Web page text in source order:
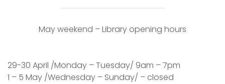
May weekend – Library opening hours
29-30 April /Monday – Tuesday/ 9am – 7pm
1 – 5 May /Wednesday – Sunday/ – closed